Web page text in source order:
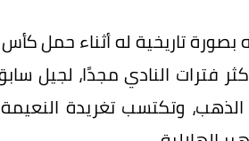
تاريخية له أثناء حمل
فترات النادي مجدًا، لجيل
وتكتسب تغريدة